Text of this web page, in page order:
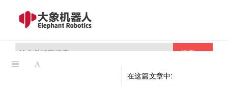
搜索
在这篇文章中: